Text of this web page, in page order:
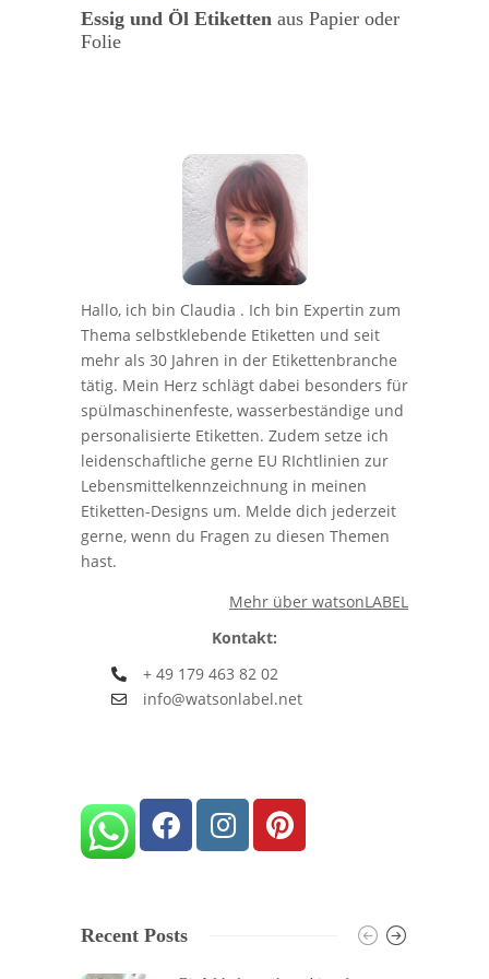
Essig und Öl Etiketten aus Papier oder
Folie
Hallo, ich bin Claudia . Ich bin Expertin zum
Thema selbstklebende Etiketten und seit
mehr als 30 Jahren in der Etikettenbranche
tätig. Mein Herz schlägt dabei besonders für
spülmaschinenfeste, wasserbeständige und
personalisierte Etiketten. Zudem setze ich
leidenschaftliche gerne EU RIchtlinien zur
Lebensmittelkennzeichnung in meinen
Etiketten-Designs um. Melde dich jederzeit
gerne, wenn du Fragen zu diesen Themen
hast.
Mehr über watsonLABEL
Kontakt:
+ 49 179 463 82 02
info@watsonlabel.net
Recent Posts